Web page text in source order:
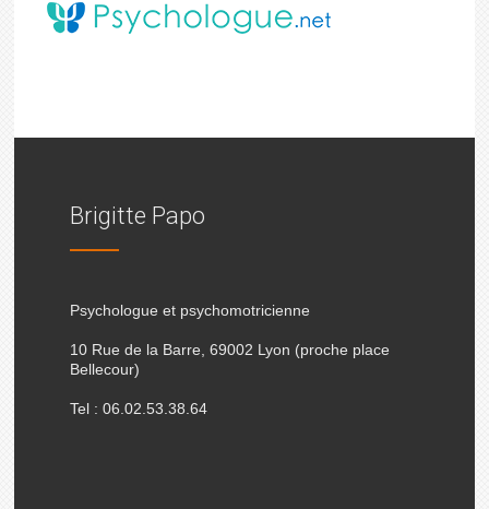
Brigitte Papo
Psychologue et psychomotricienne
10 Rue de la Barre, 69002 Lyon (proche place
Bellecour)
Tel : 06.02.53.38.64